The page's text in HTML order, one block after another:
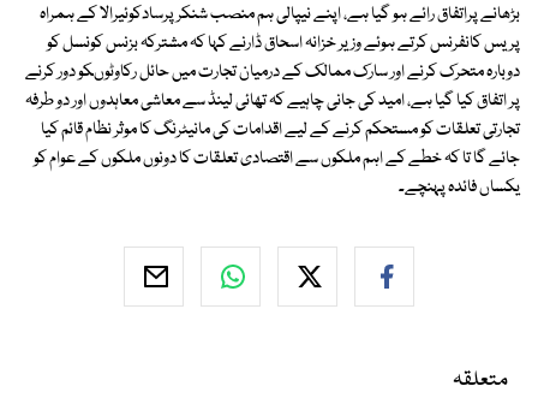
بڑھانے پراتفاق رائے ہو گیا ہے، اپنے نیپالی ہم منصب شنکر پرسادکوئیرالا کے ہمراہ
پریس کانفرنس کرتے ہوئے وزیر خزانہ اسحاق ڈارنے کہا کہ مشترکہ بزنس کونسل کو
دوبارہ متحرک کرنے اور سارک ممالک کے درمیان تجارت میں حائل رکاوٹوںکو دور کرنے
پر اتفاق کیا گیا ہے، امید کی جانی چاہیے کہ تھائی لینڈ سے معاشی معاہدوں اور دو طرفہ
تجارتی تعلقات کو مستحکم کرنے کے لیے اقدامات کی مانیٹرنگ کا موثر نظام قائم کیا
جائے گا تا کہ خطے کے اہم ملکوں سے اقتصادی تعلقات کا دونوں ملکوں کے عوام کو
یکساں فائدہ پہنچے۔
متعلقہ